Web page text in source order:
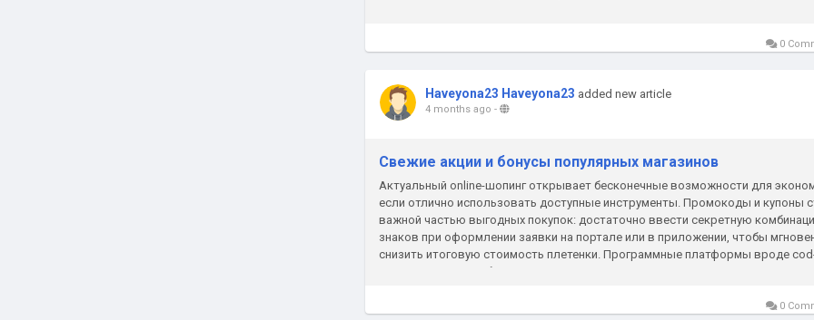
0
Haveyona23 Haveyona23 added new article
4 months ago -
Свежие акции и бонусы популярных магазинов
Актуальный online-шопинг открывает бесконечные возможности для
если отлично использовать доступные инструменты. Промокоды и купоны
важной частью выгодных покупок: достаточно ввести секретную
знаков при оформлении заявки на портале или в приложении, чтобы
снизить итоговую стоимость плетенки. Программные платформы вроде
promo.com очень облегчают...
0